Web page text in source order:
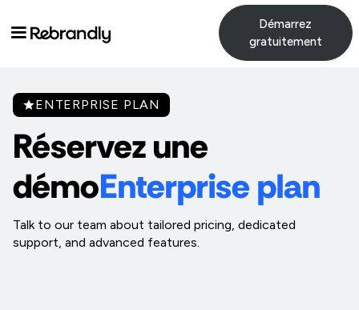
Démarrez
gratuitement
ENTERPRISE PLAN
Réservez une
démoEnterprise plan
Talk to our team about tailored pricing, dedicated
support, and advanced features.